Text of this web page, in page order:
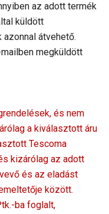
az adott termék
küldött
átvehető.
megküldött
és nem
a kiválasztott áru
Tescoma
kizárólag az adott
és az eladást
között.
ba foglalt,